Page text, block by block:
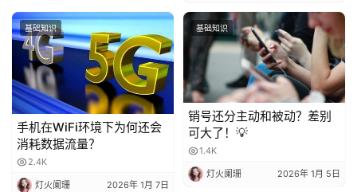
基础知识
手机在WiFi环境下为何还会
消耗数据流量？
2.4K
灯火阑珊 2026年 1月 7日
基础知识
销号还分主动和被动？差别
可大了！💡
1.4K
灯火阑珊 2026年 1月 5日